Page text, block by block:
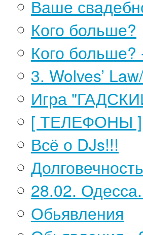
Ваше
Кого больше?
Кого больше?
3. Wolves’
Игра
[ ТЕЛЕФОНЫ ]
Всё о DJs!!!
28.02.
Обьявления